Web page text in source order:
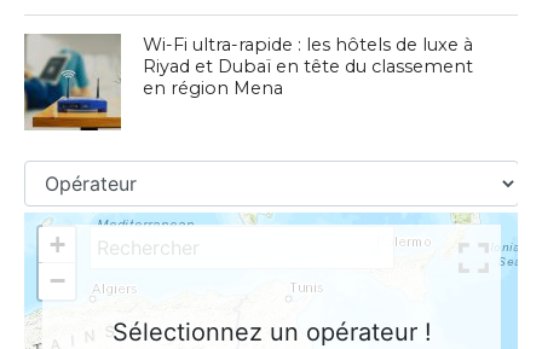
Wi-Fi ultra-rapide : les hôtels de luxe à
Riyad et Dubaï en tête du classement
en région Mena